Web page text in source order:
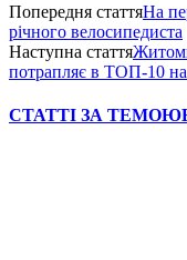
Попередня статтяНа
річного велосипедиста
Наступна стаття
потрапляє в ТОП-10
СТАТТІ ЗА ТЕМОЮ